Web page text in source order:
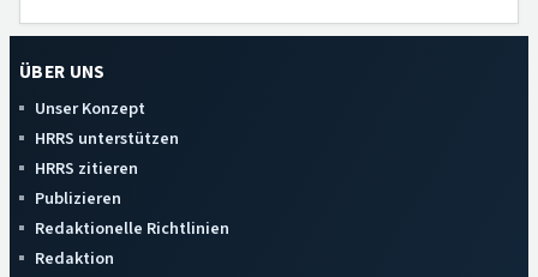
ÜBER UNS
Unser Konzept
HRRS unterstützen
HRRS zitieren
Publizieren
Redaktionelle Richtlinien
Redaktion